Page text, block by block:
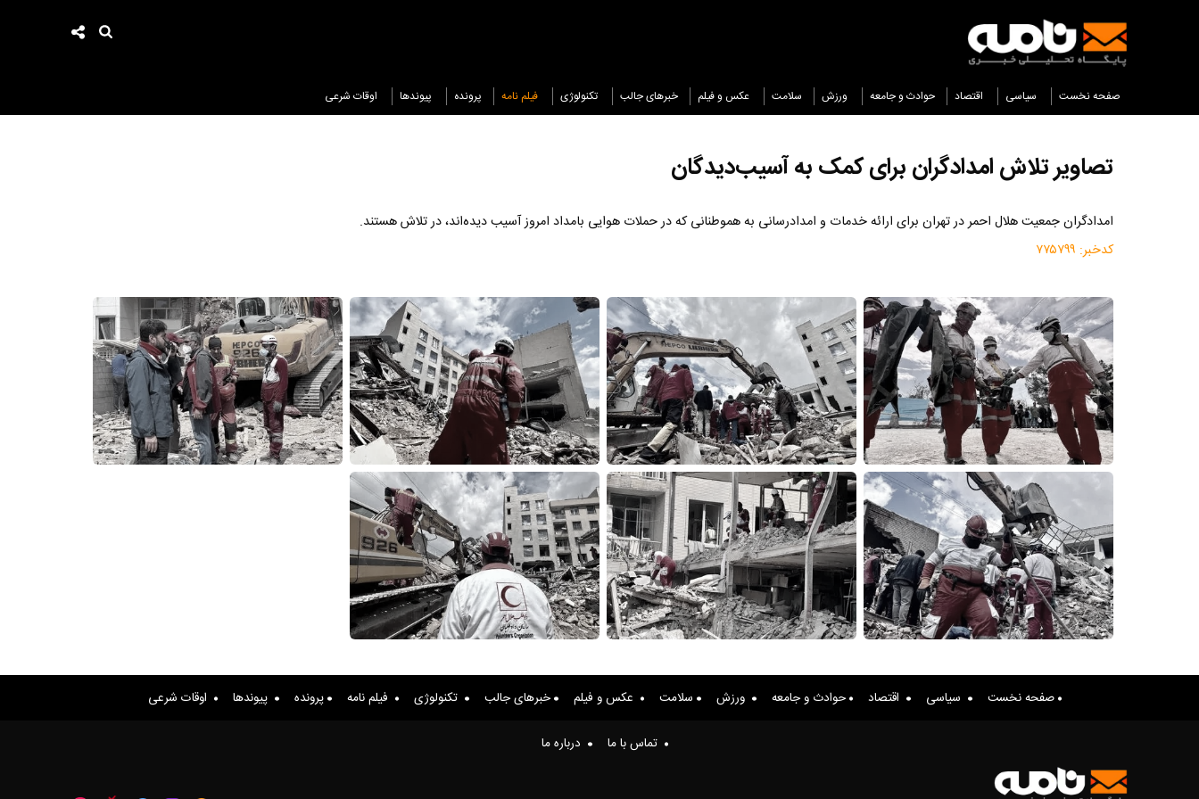
صفحه نخست سیاسی اقتصاد حوادث و جامعه ورزش سلامت عکس و فیلم خبرهای جالب تکنولوژی فیلم نامه پرونده پیوندها اوقات شرعی
تصاویر تلاش امدادگران برای کمک به آسیب‌دیدگان
امدادگران جمعیت هلال احمر در تهران برای ارائه خدمات و امدادرسانی به هموطنانی که در حملات هوایی بامداد امروز آسیب دیده‌اند، در تلاش هستند.
کدخبر: ۷۷۵۷۹۹
صفحه نخست سیاسی اقتصاد حوادث و جامعه ورزش سلامت عکس و فیلم خبرهای جالب تکنولوژی فیلم نامه پرونده پیوندها اوقات شرعی
تماس با ما درباره ما